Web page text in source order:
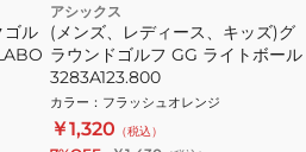
ゴル
アシックス
(メンズ、レディース、キッズ)グ
ラウンドゴルフ GG ライトボール
3283A123.800
カラー ： フラッシュオレンジ
￥1,320 （税込）